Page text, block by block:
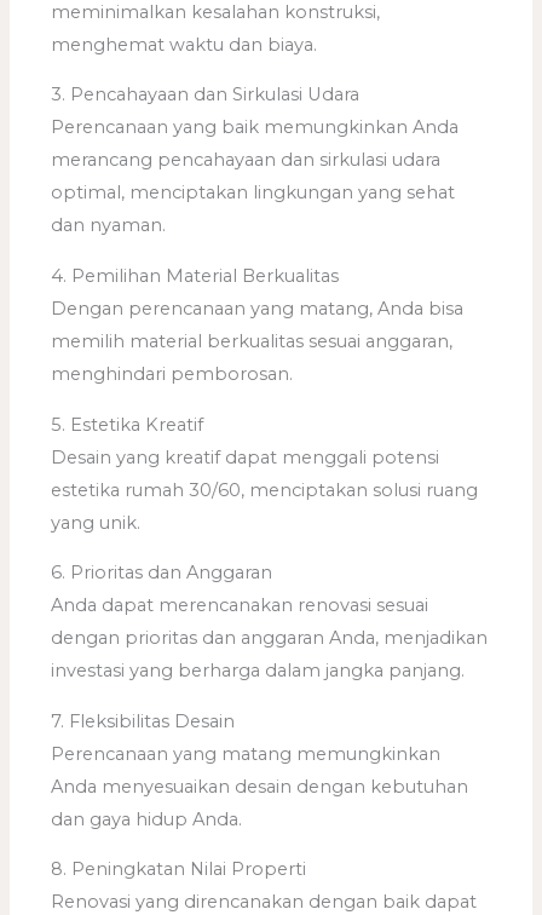
meminimalkan kesalahan konstruksi,
menghemat waktu dan biaya.
3. Pencahayaan dan Sirkulasi Udara
Perencanaan yang baik memungkinkan Anda
merancang pencahayaan dan sirkulasi udara
optimal, menciptakan lingkungan yang sehat
dan nyaman.
4. Pemilihan Material Berkualitas
Dengan perencanaan yang matang, Anda bisa
memilih material berkualitas sesuai anggaran,
menghindari pemborosan.
5. Estetika Kreatif
Desain yang kreatif dapat menggali potensi
estetika rumah 30/60, menciptakan solusi ruang
yang unik.
6. Prioritas dan Anggaran
Anda dapat merencanakan renovasi sesuai
dengan prioritas dan anggaran Anda, menjadikan
investasi yang berharga dalam jangka panjang.
7. Fleksibilitas Desain
Perencanaan yang matang memungkinkan
Anda menyesuaikan desain dengan kebutuhan
dan gaya hidup Anda.
8. Peningkatan Nilai Properti
Renovasi yang direncanakan dengan baik dapat